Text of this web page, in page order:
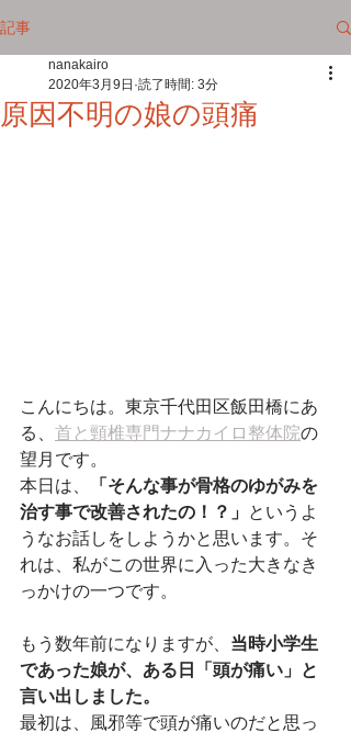
記事
原因不明の娘の頭痛
nanakairo
2020年3月9日 読了時間: 3分
こんにちは。東京千代田区飯田橋にあ
る、 首と頸椎専門ナナカイロ整体院の
望月です。
本日は、
「そんな事が骨格のゆがみを
治す事で改善されたの！？」 というよ
うなお話しをしようかと思います。そ
れは、私がこの世界に入った大きなき
っかけの一つです。
もう数年前になりますが、 当時小学生
であった娘が、ある日「頭が痛い」と
言い出しました。
最初は、風邪等で頭が痛いのだと思っ